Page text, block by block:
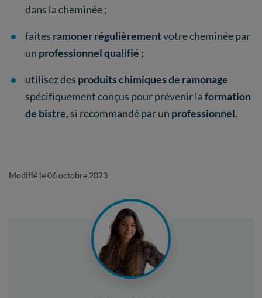
dans la cheminée ;
faites ramoner régulièrementvotre cheminée par
un professionnel qualifié ;
utilisez des produits chimiques de ramonage
spécifiquement conçus pour prévenir laformation
de bistre, si recommandé par un professionnel.
Modifié le 06 octobre 2023